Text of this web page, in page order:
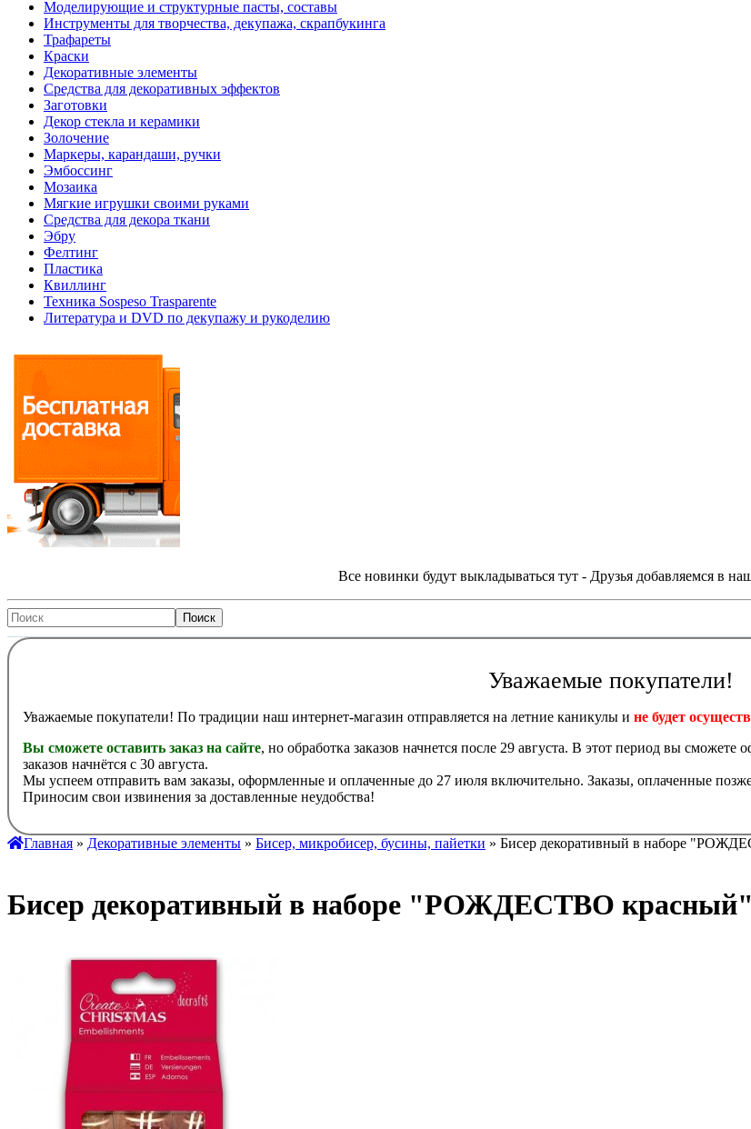
Моделирующие и структурные пасты, составы
Инструменты для творчества, декупажа, скрапбукинга
Трафареты
Краски
Декоративные элементы
Средства для декоративных эффектов
Заготовки
Декор стекла и керамики
Золочение
Маркеры, карандаши, ручки
Эмбоссинг
Мозаика
Мягкие игрушки своими руками
Средства для декора ткани
Эбру
Фелтинг
Пластика
Квиллинг
Техника Sospeso Trasparente
Литература и DVD по декупажу и рукоделию
Все новинки будут выкладываться тут - Друзья добавляемся в
Уважаемые покупатели!
Уважаемые покупатели! По традиции наш интернет-магазин отправляется на летние каникулы и не будет
Вы сможете оставить заказ на сайте, но обработка заказов начнется после 29 августа. В этот период вы сможете
заказов начнётся с 30 августа.
Мы успеем отправить вам заказы, оформленные и оплаченные до 27 июля включительно. Заказы, оплаченные
Приносим свои извинения за доставленные неудобства!
Главная » Декоративные элементы » Бисер, микробисер, бусины, пайетки » Бисер декоративный в наборе
Бисер декоративный в наборе "РОЖДЕСТВО